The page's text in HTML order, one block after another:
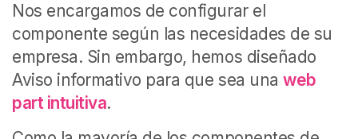
Nos encargamos de configurar el
componente según las necesidades de su
empresa. Sin embargo, hemos diseñado
Aviso informativo para que sea unaweb
part intuitiva.